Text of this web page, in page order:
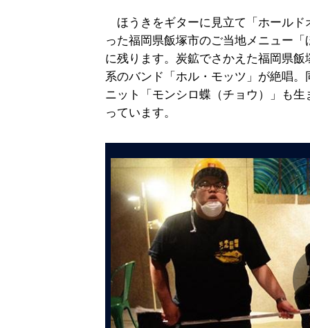
ほうきをギターに見立て「ホールド
った福岡県飯塚市のご当地メニュー
に残ります。炭鉱でさかえた福岡県
系のバンド「ホル・モッツ」が絶唱
ニット「モンシロ蝶（チョウ）」も
っています。